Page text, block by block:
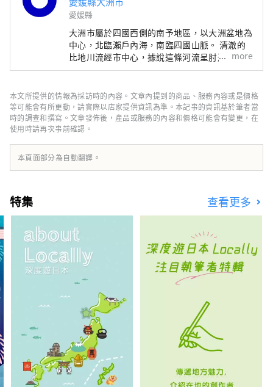
愛媛縣
大洲市屬於四國西側的南予地區，以大洲盆地為
中心，北臨瀨戶內海，南臨四國山脈。 清澈的
比地川流經市中心，據說這條河流呈肘形，因此
而得名，它繞著城市循環，為自然、歷史、文化
畔仍保留洲城週邊繁榮城下町的遺跡。
more
本文所提供的情報為採訪時的內容。文章內提到的商品、服務內容或是價格
等可能會有所更動，請實際以店家提供資訊為準。本記事的資訊基於筆者當
時的調查和撰寫。文章發佈後，產品或服務的內容和價格可能會有變更，在
使用時請再次事前確認。
本頁面部分為自動翻譯。
特集 查看更多